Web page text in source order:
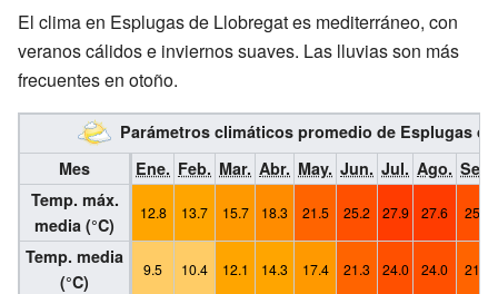
El clima en Esplugas de Llobregat es mediterráneo, con
veranos cálidos e inviernos suaves. Las lluvias son más
frecuentes en otoño.
Parámetros climáticos promedio de Esplugas
Mes
Ene. Feb. Mar. Abr. May. Jun. Jul. Ago. Sep.
Temp. máx.
media (°C)
12.8 13.7 15.7 18.3 21.5 25.2 27.9 27.6 25.0
Temp. media
(°C)
9.5 10.4 12.1 14.3 17.4 21.3 24.0 24.0 21.6